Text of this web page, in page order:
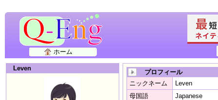
ホーム
Leven
プロフィール
ニックネーム
Leven
母国語
Japanese